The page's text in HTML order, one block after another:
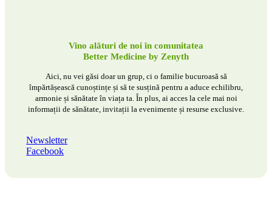
Vino alături de noi în comunitatea
Better Medicine by Zenyth
Aici, nu vei găsi doar un grup, ci o familie bucuroasă să
împărtășească cunoștințe și să te susțină pentru a aduce echilibru,
armonie și sănătate în viața ta. În plus, ai acces la cele mai noi
informații de sănătate, invitații la evenimente și resurse exclusive.
Newsletter
Facebook